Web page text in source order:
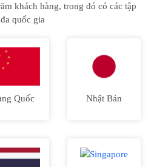
khách hàng, trong đó có các tập
quốc gia
Quốc Nhật Bản